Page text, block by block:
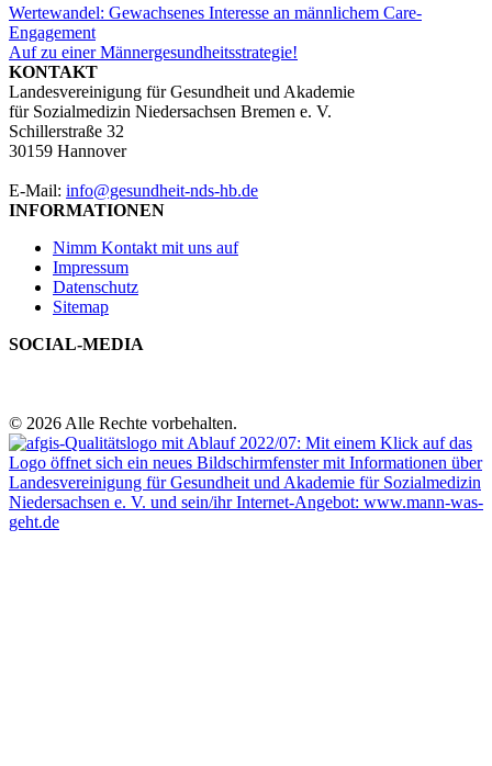
Beitragsnavigation
Wertewandel: Gewachsenes Interesse an männlichem Care-
Engagement
Auf zu einer Männergesundheitsstrategie!
KONTAKT
Landesvereinigung für Gesundheit und Akademie
für Sozialmedizin Niedersachsen Bremen e. V.
Schillerstraße 32
30159 Hannover
E-Mail: info@gesundheit-nds-hb.de
INFORMATIONEN
Nimm Kontakt mit uns auf
Impressum
Datenschutz
Sitemap
SOCIAL-MEDIA
© 2026 Alle Rechte vorbehalten.